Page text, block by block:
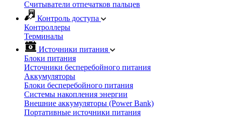
Cчитыватели отпечатков пальцев
Контроль доступа
Контроллеры
Терминалы
Источники питания
Блоки питания
Источники бесперебойного питания
Аккумуляторы
Блоки бесперебойного питания
Системы накопления энергии
Внешние аккумуляторы (Power Bank)
Портативные источники питания